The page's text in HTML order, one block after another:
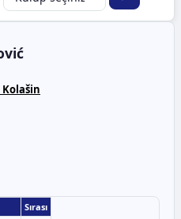
Kolašin
Sırası